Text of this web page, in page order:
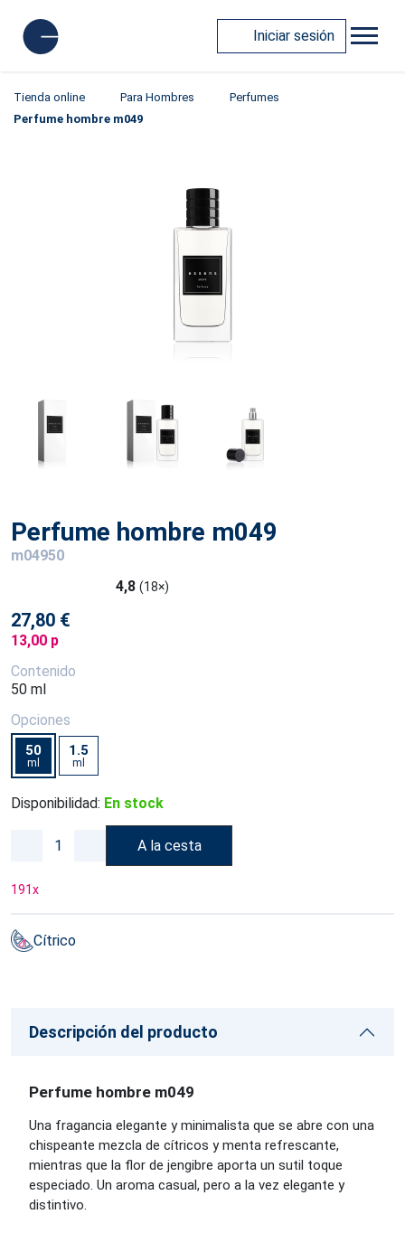
Iniciar sesión
Tienda online Para Hombres
Perfumes
Perfume hombre m049
Perfume hombre m049
m04950
4,8 (18×)
27,80 €
13,00 p
Contenido
50 ml
Opciones
50
ml
1.5
ml
Disponibilidad: En stock
A la cesta
191x
Cítrico
Descripción del producto
Perfume hombre m049
Una fragancia elegante y minimalista que se abre con una
chispeante mezcla de cítricos y menta refrescante,
mientras que la flor de jengibre aporta un sutil toque
especiado. Un aroma casual, pero a la vez elegante y
distintivo.